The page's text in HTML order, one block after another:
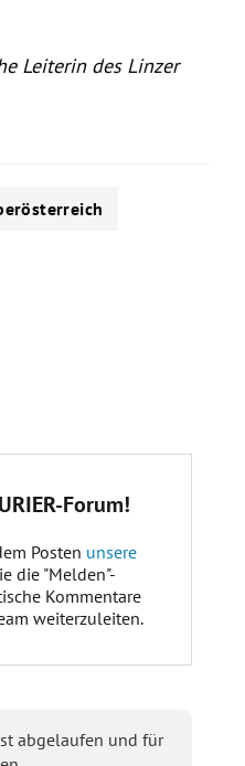
Leiterin des Linzer